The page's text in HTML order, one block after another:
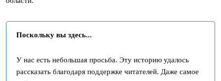
Поскольку вы здесь...
У нас есть небольшая просьба. Эту историю удалось
рассказать благодаря поддержке читателей. Даже самое